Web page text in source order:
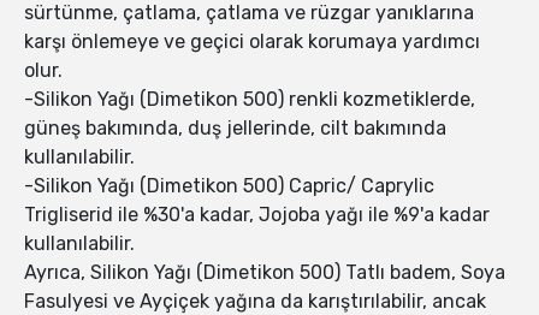
sürtünme, çatlama, çatlama ve rüzgar yanıklarına
karşı önlemeye ve geçici olarak korumaya yardımcı
olur.
-Silikon Yağı (Dimetikon 500) renkli kozmetiklerde,
güneş bakımında, duş jellerinde, cilt bakımında
kullanılabilir.
-Silikon Yağı (Dimetikon 500) Capric/ Caprylic
Trigliserid ile %30'a kadar, Jojoba yağı ile %9'a kadar
kullanılabilir.
Ayrıca, Silikon Yağı (Dimetikon 500) Tatlı badem, Soya
Fasulyesi ve Ayçiçek yağına da karıştırılabilir, ancak